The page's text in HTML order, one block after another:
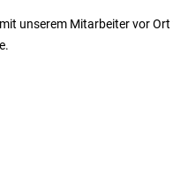
unserem Mitarbeiter vor